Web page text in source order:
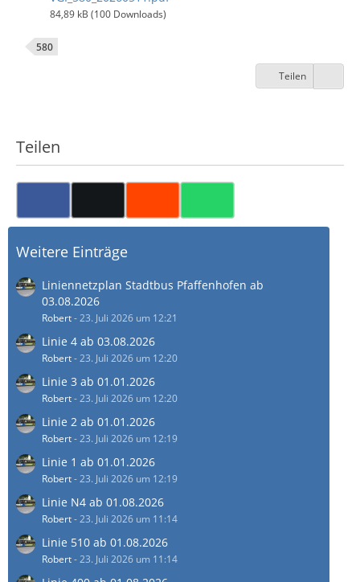
84,89 kB (100 Downloads)
580
Teilen
Teilen
Weitere Einträge
Liniennetzplan Stadtbus Pfaffenhofen ab
03.08.2026
Robert-23. Juli 2026 um 12:21
Linie 4 ab 03.08.2026
Robert-23. Juli 2026 um 12:20
Linie 3 ab 01.01.2026
Robert-23. Juli 2026 um 12:20
Linie 2 ab 01.01.2026
Robert-23. Juli 2026 um 12:19
Linie 1 ab 01.01.2026
Robert-23. Juli 2026 um 12:19
Linie N4 ab 01.08.2026
Robert-23. Juli 2026 um 11:14
Linie 510 ab 01.08.2026
Robert-23. Juli 2026 um 11:14